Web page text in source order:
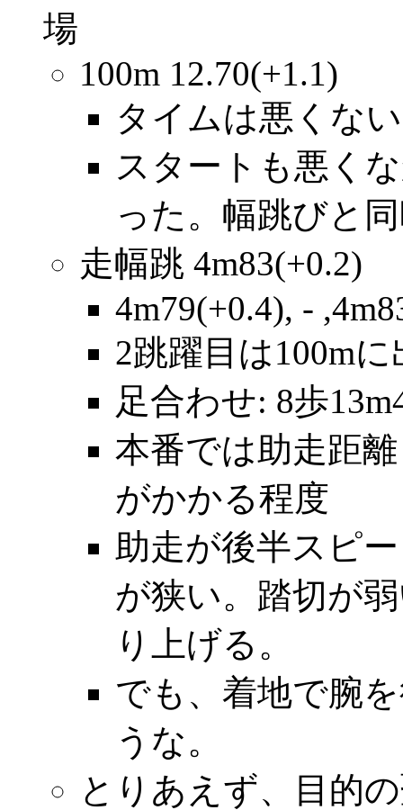
場
100m 12.70(+1.1)
タイムは悪くな
スタートも悪く
った。幅跳びと
走幅跳 4m83(+0.2)
4m79(+0.4), -
2跳躍目は100m
足合わせ: 8歩
本番では助走距
がかかる程度
助走が後半スピ
が狭い。踏切が
り上げる。
でも、着地で腕
うな。
とりあえず、目的